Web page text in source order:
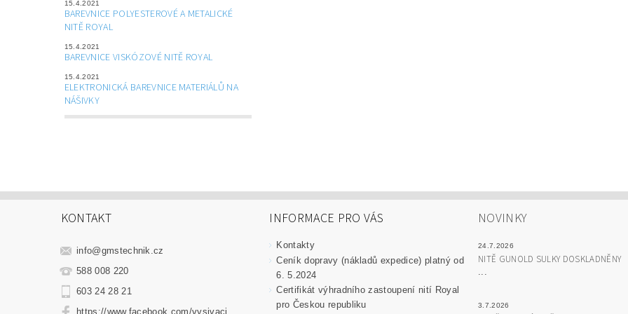
15.4.2021
BAREVNICE POLYESTEROVÉ A METALICKÉ
NITĚ ROYAL
15.4.2021
BAREVNICE VISKÓZOVÉ NITĚ ROYAL
15.4.2021
ELEKTRONICKÁ BAREVNICE MATERIÁLŮ NA
NÁŠIVKY
KONTAKT
info@gmstechnik.cz
588 008 220
603 24 28 21
https://www.facebook.com/vysivaci
INFORMACE PRO VÁS
Kontakty
Ceník dopravy (nákladů expedice) platný od
6. 5.2024
Certifikát výhradního zastoupení nití Royal
pro Českou republiku
NOVINKY
24.7.2026
NITĚ GUNOLD SULKY DOSKLADNĚNY
3.7.2026